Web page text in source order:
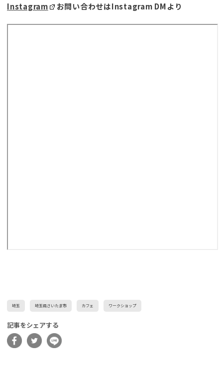
Instagram
お問い合わせはInstagram DMより
埼玉 埼玉県さいたま市 カフェ ワークショップ
記事をシェアする